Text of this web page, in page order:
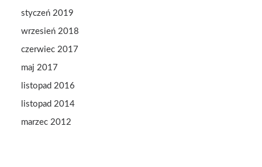
styczeń 2019
wrzesień 2018
czerwiec 2017
maj 2017
listopad 2016
listopad 2014
marzec 2012